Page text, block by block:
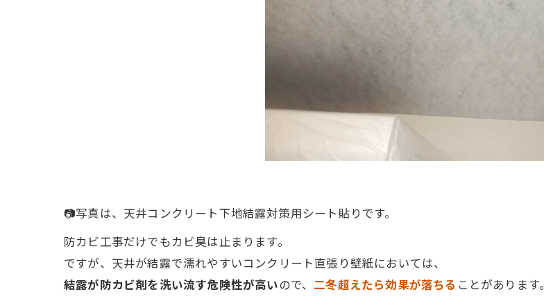
📷写真は、天井コンクリート下地結露対策用シート貼りです。
防カビ工事だけでもカビ臭は止まります。
ですが、天井が結露で濡れやすいコンクリート直張り壁紙においては、
結露が防カビ剤を洗い流す危険性が高いので、 二冬超えたら効果が落ちる ことがあります。